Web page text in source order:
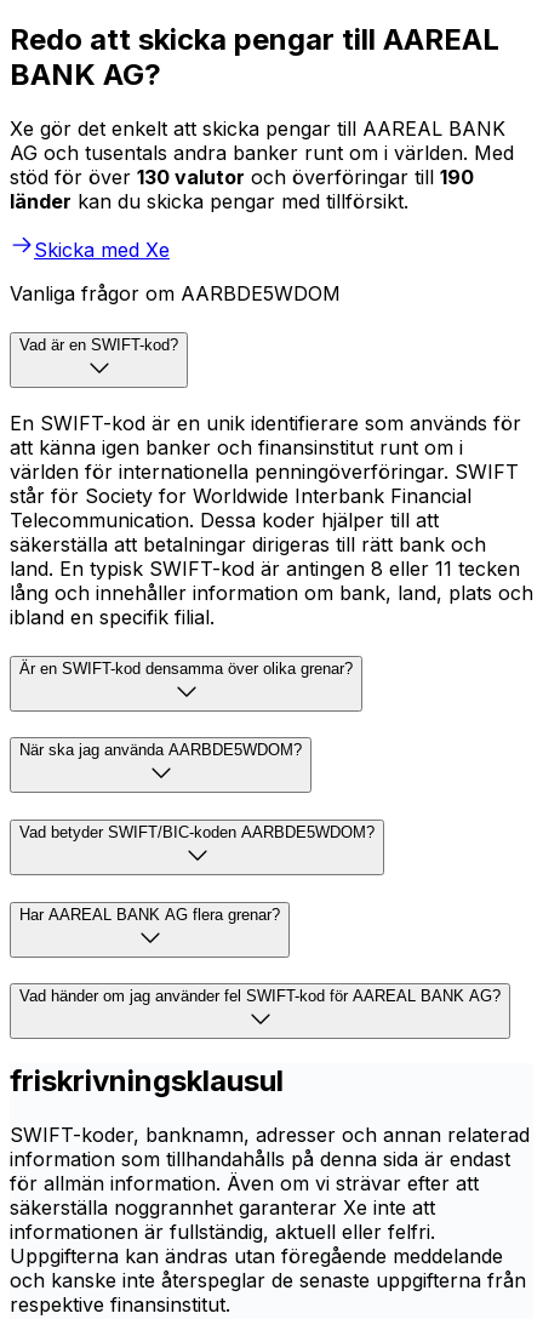
Redo att skicka pengar till AAREAL
BANK AG?
Xe gör det enkelt att skicka pengar till AAREAL BANK
AG och tusentals andra banker runt om i världen. Med
stöd för över 130 valutor och överföringar till 190
länder kan du skicka pengar med tillförsikt.
Skicka med Xe
Vanliga frågor om AARBDE5WDOM
Vad är en SWIFT-kod?
En SWIFT-kod är en unik identifierare som används för
att känna igen banker och finansinstitut runt om i
världen för internationella penningöverföringar. SWIFT
står för Society for Worldwide Interbank Financial
Telecommunication. Dessa koder hjälper till att
säkerställa att betalningar dirigeras till rätt bank och
land. En typisk SWIFT-kod är antingen 8 eller 11 tecken
lång och innehåller information om bank, land, plats och
ibland en specifik filial.
Är en SWIFT-kod densamma över olika grenar?
När ska jag använda AARBDE5WDOM?
Vad betyder SWIFT/BIC-koden AARBDE5WDOM?
Har AAREAL BANK AG flera grenar?
Vad händer om jag använder fel SWIFT-kod för AAREAL BANK AG?
friskrivningsklausul
SWIFT-koder, banknamn, adresser och annan relaterad
information som tillhandahålls på denna sida är endast
för allmän information. Även om vi strävar efter att
säkerställa noggrannhet garanterar Xe inte att
informationen är fullständig, aktuell eller felfri.
Uppgifterna kan ändras utan föregående meddelande
och kanske inte återspeglar de senaste uppgifterna från
respektive finansinstitut.